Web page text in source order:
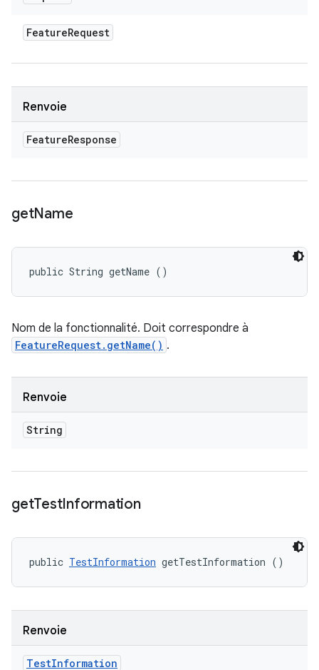
FeatureRequest
Renvoie
FeatureResponse
getName
public String getName ()
Nom de la fonctionnalité. Doit correspondre à
FeatureRequest.getName() .
Renvoie
String
getTestInformation
public TestInformation getTestInformation ()
Renvoie
TestInformation